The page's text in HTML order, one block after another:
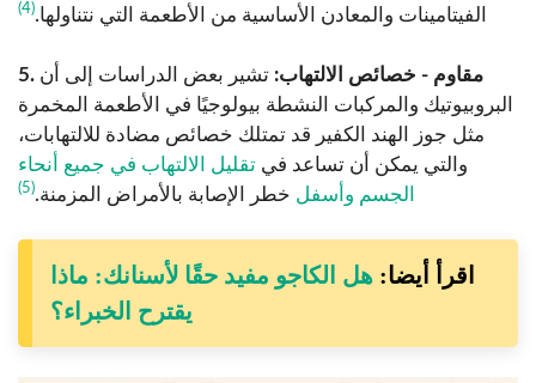
الفيتامينات والمعادن الأساسية من الأطعمة التي نتناولها.(4)
5. مقاوم - خصائص الالتهاب: تشير بعض الدراسات إلى أن
البروبيوتيك والمركبات النشطة بيولوجيًا في الأطعمة المخمرة
مثل جوز الهند الكفير قد تمتلك خصائص مضادة للالتهابات،
والتي يمكن أن تساعد في تقليل الالتهاب في جميع أنحاء
الجسم وأسفل خطر الإصابة بالأمراض المزمنة.(5)
اقرأ أيضا: هل الكاجو مفيد حقًا لأسنانك: ماذا
يقترح الخبراء؟